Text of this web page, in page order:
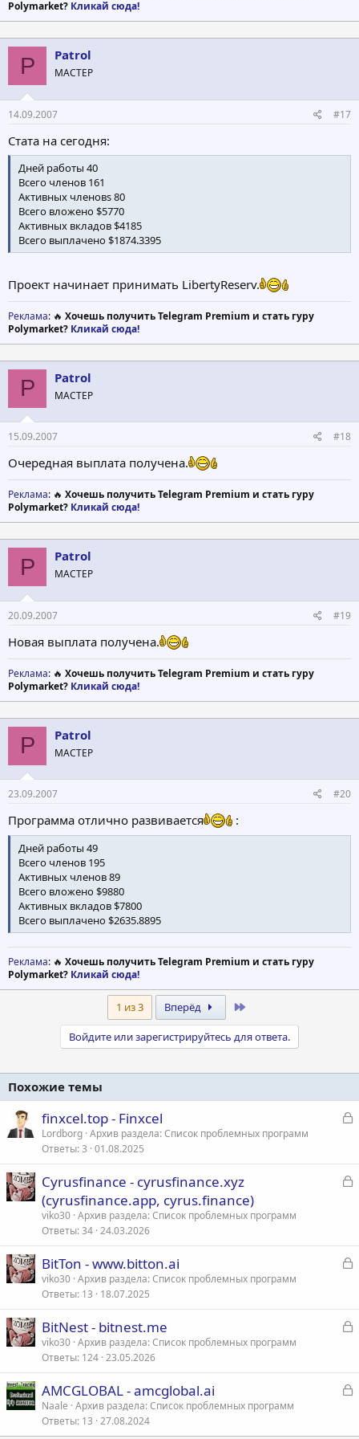
Всем спасибо и приятных выходных
Ричард
Polymarket? Кликай сюда!
P Patrol
МАСТЕР
14.09.2007 #17
Стата на сегодня:
Дней работы 40
Всего членов 161
Активных членовs 80
Всего вложено $5770
Активных вкладов $4185
Всего выплачено $1874.3395
Проект начинает принимать LibertyReserv.
Реклама: 🔥 Хочешь получить Telegram Premium и стать гуру
Polymarket? Кликай сюда!
P Patrol
МАСТЕР
15.09.2007 #18
Очередная выплата получена.
Реклама: 🔥 Хочешь получить Telegram Premium и стать гуру
Polymarket? Кликай сюда!
P Patrol
МАСТЕР
20.09.2007 #19
Новая выплата получена.
Реклама: 🔥 Хочешь получить Telegram Premium и стать гуру
Polymarket? Кликай сюда!
P Patrol
МАСТЕР
23.09.2007 #20
Программа отлично развивается :
Дней работы 49
Всего членов 195
Активных членов 89
Всего вложено $9880
Активных вкладов $7800
Всего выплачено $2635.8895
Реклама: 🔥 Хочешь получить Telegram Premium и стать гуру
Polymarket? Кликай сюда!
1 из 3 Вперёд
Войдите или зарегистрируйтесь для ответа.
Похожие темы
З
finxcel.top - Finxcel
Lordborg Архив раздела: Список проблемных программ
Ответы 3 01.08.2025
З
т
Сyrusfinance - cyrusfinance.xyz
(cyrusfinance.app, cyrus.finance)
viko30 Архив раздела: Список проблемных программ
Ответы 34 24.03.2026
З
BitTon - www.bitton.ai
viko30 Архив раздела: Список проблемных программ
Ответы 13 18.07.2025
З
BitNest - bitnest.me
viko30 Архив раздела: Список проблемных программ
Ответы 124 23.05.2026
З
AMCGLOBAL - amcglobal.ai
Naale Архив раздела: Список проблемных программ
Ответы 13 27.08.2024